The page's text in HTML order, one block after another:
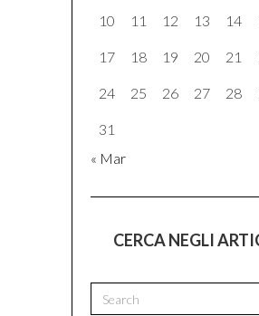
10 11 12 13 14
17 18 19 20 21
24 25 26 27 28
31
« Mar
CERCA NEGLI